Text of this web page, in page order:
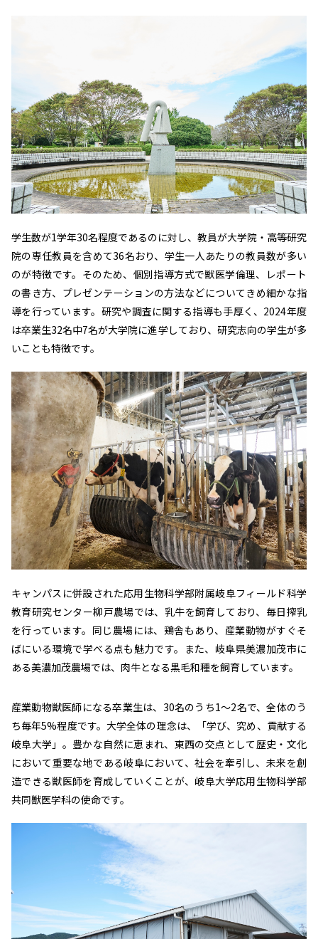
学生数が1学年30名程度であるのに対し、教員が大学院・高等研究
院の専任教員を含めて36名おり、学生一人あたりの教員数が多い
のが特徴です。そのため、個別指導方式で獣医学倫理、レポート
の書き方、プレゼンテーションの方法などについてきめ細かな指
導を行っています。研究や調査に関する指導も手厚く、2024年度
は卒業生32名中7名が大学院に進学しており、研究志向の学生が多
いことも特徴です。
キャンパスに併設された応用生物科学部附属岐阜フィールド科学
教育研究センター柳戸農場では、乳牛を飼育しており、毎日搾乳
を行っています。同じ農場には、鶏舎もあり、産業動物がすぐそ
ばにいる環境で学べる点も魅力です。また、岐阜県美濃加茂市に
ある美濃加茂農場では、肉牛となる黒毛和種を飼育しています。
産業動物獣医師になる卒業生は、30名のうち1〜2名で、全体のう
ち毎年5%程度です。大学全体の理念は、「学び、究め、貢献する
岐阜大学」。豊かな自然に恵まれ、東西の交点として歴史・文化
において重要な地である岐阜において、社会を牽引し、未来を創
造できる獣医師を育成していくことが、岐阜大学応用生物科学部
共同獣医学科の使命です。